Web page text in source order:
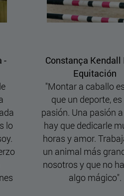
Elena Habans Aguerrea -
Marketing - Halterofilia
"El deporte no es solo mi
de escape. Me ha
a ser constante,
comprometida, valores
aplico cada día en mis
estudios. Gracias a esa
disciplina, puedo
mi rendimiento deportivo